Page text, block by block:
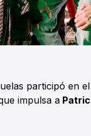
participó en
impulsa a